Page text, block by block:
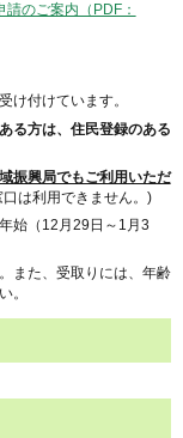
請のご案内（PDF：
け付けています。
る方は、住民登録のある
振興局でもご利用いただ
は利用できません。)
始（12月29日～1月3
また、受取りには、年齢
。